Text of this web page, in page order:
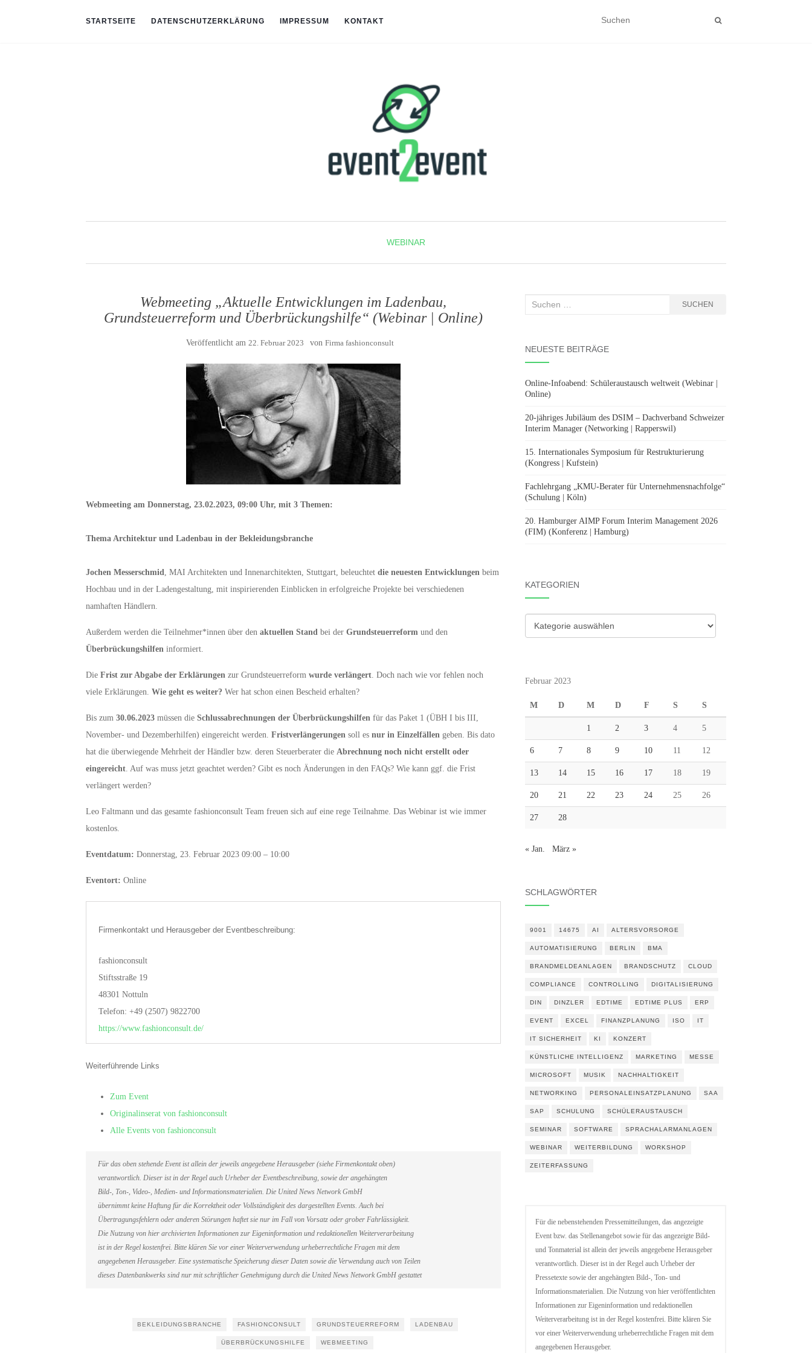
STARTSEITE DATENSCHUTZERKLÄRUNG IMPRESSUM KONTAKT
WEBINAR
Webmeeting „Aktuelle Entwicklungen im Ladenbau,
Grundsteuerreform und Überbrückungshilfe“ (Webinar | Online)
Veröffentlicht am22. Februar 2023 vonFirma fashionconsult
Webmeeting am Donnerstag, 23.02.2023, 09:00 Uhr, mit 3 Themen:
Thema Architektur und Ladenbau in der Bekleidungsbranche
Jochen Messerschmid, MAI Architekten und Innenarchitekten, Stuttgart, beleuchtet die neuesten Entwicklungen beim
Hochbau und in der Ladengestaltung, mit inspirierenden Einblicken in erfolgreiche Projekte bei verschiedenen
namhaften Händlern.
Außerdem werden die Teilnehmer*innen über den aktuellen Stand bei der Grundsteuerreform und den
Überbrückungshilfen informiert.
Die Frist zur Abgabe der Erklärungen zur Grundsteuerreform wurde verlängert. Doch nach wie vor fehlen noch
viele Erklärungen. Wie geht es weiter? Wer hat schon einen Bescheid erhalten?
Bis zum 30.06.2023 müssen die Schlussabrechnungen der Überbrückungshilfen für das Paket 1 (ÜBH I bis III,
November- und Dezemberhilfen) eingereicht werden. Fristverlängerungen soll es nur in Einzelfällen geben. Bis dato
hat die überwiegende Mehrheit der Händler bzw. deren Steuerberater die Abrechnung noch nicht erstellt oder
eingereicht. Auf was muss jetzt geachtet werden? Gibt es noch Änderungen in den FAQs? Wie kann ggf. die Frist
verlängert werden?
Leo Faltmann und das gesamte fashionconsult Team freuen sich auf eine rege Teilnahme. Das Webinar ist wie immer
kostenlos.
Eventdatum: Donnerstag, 23. Februar 2023 09:00 – 10:00
Eventort: Online
Firmenkontakt und Herausgeber der Eventbeschreibung:
fashionconsult
Stiftsstraße 19
48301 Nottuln
Telefon: +49 (2507) 9822700
https://www.fashionconsult.de/
Weiterführende Links
Zum Event
Originalinserat von fashionconsult
Alle Events von fashionconsult
Für das oben stehende Event ist allein der jeweils angegebene Herausgeber (siehe Firmenkontakt oben)
verantwortlich. Dieser ist in der Regel auch Urheber der Eventbeschreibung, sowie der angehängten
Bild-, Ton-, Video-, Medien- und Informationsmaterialien. Die United News Network GmbH
übernimmt keine Haftung für die Korrektheit oder Vollständigkeit des dargestellten Events. Auch bei
Übertragungsfehlern oder anderen Störungen haftet sie nur im Fall von Vorsatz oder grober Fahrlässigkeit.
Die Nutzung von hier archivierten Informationen zur Eigeninformation und redaktionellen Weiterverarbeitung
ist in der Regel kostenfrei. Bitte klären Sie vor einer Weiterverwendung urheberrechtliche Fragen mit dem
angegebenen Herausgeber. Eine systematische Speicherung dieser Daten sowie die Verwendung auch von Teilen
dieses Datenbankwerks sind nur mit schriftlicher Genehmigung durch die United News Network GmbH gestattet
BEKLEIDUNGSBRANCHE FASHIONCONSULT GRUNDSTEUERREFORM LADENBAU
ÜBERBRÜCKUNGSHILFE WEBMEETING
Suchen
SUCHEN
NEUESTE BEITRÄGE
Online-Infoabend: Schüleraustausch weltweit (Webinar |
Online)
20-jähriges Jubiläum des DSIM – Dachverband Schweizer
Interim Manager (Networking | Rapperswil)
15. Internationales Symposium für Restrukturierung
(Kongress | Kufstein)
Fachlehrgang „KMU-Berater für Unternehmensnachfolge“
(Schulung | Köln)
20. Hamburger AIMP Forum Interim Management 2026
(FIM) (Konferenz | Hamburg)
KATEGORIEN
Kategorien
Februar 2023
M D M D F S S
1 2 3 4 5
6 7 8 9 10 11 12
13 14 15 16 17 18 19
20 21 22 23 24 25 26
27 28
« Jan. März »
SCHLAGWÖRTER
9001 14675 AI ALTERSVORSORGE
AUTOMATISIERUNG BERLIN BMA
BRANDMELDEANLAGEN BRANDSCHUTZ CLOUD
COMPLIANCE CONTROLLING DIGITALISIERUNG
DIN DINZLER EDTIME EDTIME PLUS ERP
EVENT EXCEL FINANZPLANUNG ISO IT
IT SICHERHEIT KI KONZERT
KÜNSTLICHE INTELLIGENZ MARKETING MESSE
MICROSOFT MUSIK NACHHALTIGKEIT
NETWORKING PERSONALEINSATZPLANUNG SAA
SAP SCHULUNG SCHÜLERAUSTAUSCH
SEMINAR SOFTWARE SPRACHALARMANLAGEN
WEBINAR WEITERBILDUNG WORKSHOP
ZEITERFASSUNG
Für die nebenstehenden Pressemitteilungen, das angezeigte
Event bzw. das Stellenangebot sowie für das angezeigte Bild-
und Tonmaterial ist allein der jeweils angegebene Herausgeber
verantwortlich. Dieser ist in der Regel auch Urheber der
Pressetexte sowie der angehängten Bild-, Ton- und
Informationsmaterialien. Die Nutzung von hier veröffentlichten
Informationen zur Eigeninformation und redaktionellen
Weiterverarbeitung ist in der Regel kostenfrei. Bitte klären Sie
vor einer Weiterverwendung urheberrechtliche Fragen mit dem
angegebenen Herausgeber.